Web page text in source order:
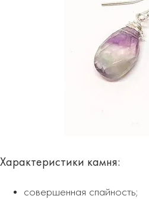
Характеристики камня:
совершенная спайность;